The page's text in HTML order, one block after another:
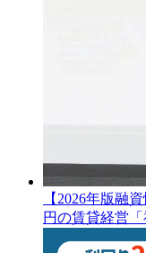
【2026年版融
円の賃貸経営